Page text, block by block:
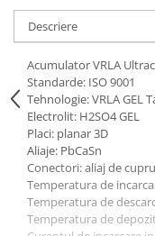
Descriere
Acumulator VRLA
Standarde: ISO 9001
Tehnologie: VRLA GEL
Electrolit: H2SO4 GEL
Placi: planar 3D
Aliaje: PbCaSn
Conectori: aliaj de
Temperatura de
Temperatura de
Temperatura de